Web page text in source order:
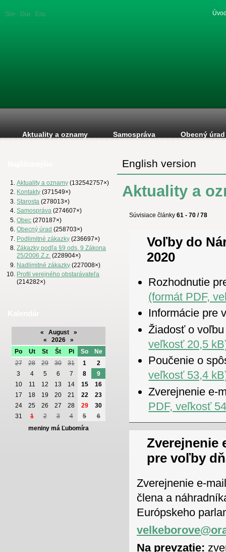
SlovenskáDuetsche
English
Aktuality a oznamy Samospráva Obecný úrad
Aktuality a oznamy (132542757×)
Kontakty (371549×)
Starosta (278013×)
Samospráva (274607×)
Obec (270187×)
Obecný úrad (258703×)
Podlimitné zákazky (236697×)
Zákazky podľa §9 ods. 9 Zákona
25/2006 Z.z. (228904×)
Nadlimitné zákazky (227008×)
Profil verejného obstarávateľa
(214282×)
« August
»
«
2026
»
Po
Ut St Št Pi So
Ne
27
28 29 30 31 1
2
3
4 5 6 7 8
9
10
11 12 13 14 15
16
17
18 19 20 21 22
23
24
25 26 27 28 29
30
31
1 2 3 4 5
6
meniny má Ľubomíra
English version
Aktuality a
Súvisiace články 61 - 70 / 78
Voľby do
2020
Rozhodnutie
(formát PDF,
Informácie pre
Žiadosť o
veľkosť 20,5
Poučenie o
veľkosť 53,4
Zverejnenie e-
PDF, veľkosť
Zverejnenie
pre voľby
Zverejnenie e-
člena a
Európskeho
Na prevzatie: